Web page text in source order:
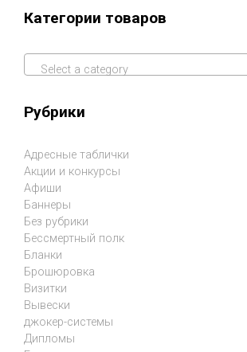
Категории товаров
Select a category
Рубрики
Адресные таблички
Акции и конкурсы
Афиши
Баннеры
Без рубрики
Бессмертный полк
Бланки
Брошюровка
Визитки
Вывески
джокер-системы
Дипломы